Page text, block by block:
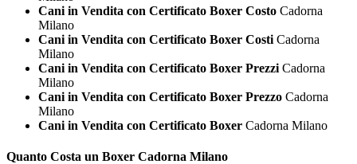
Cani in Vendita con Certificato Boxer Costo Cadorna
Milano
Cani in Vendita con Certificato Boxer Costi Cadorna
Milano
Cani in Vendita con Certificato Boxer Prezzi Cadorna
Milano
Cani in Vendita con Certificato Boxer Prezzo Cadorna
Milano
Cani in Vendita con Certificato Boxer Cadorna Milano
Quanto Costa un Boxer Cadorna Milano